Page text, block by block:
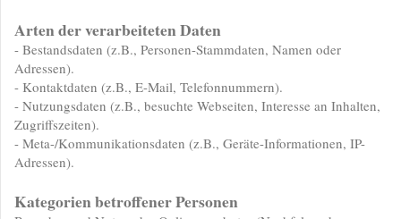
Arten der verarbeiteten Daten
- Bestandsdaten (z.B., Personen-Stammdaten, Namen oder
Adressen).
- Kontaktdaten (z.B., E-Mail, Telefonnummern).
- Nutzungsdaten (z.B., besuchte Webseiten, Interesse an Inhalten,
Zugriffszeiten).
- Meta-/Kommunikationsdaten (z.B., Geräte-Informationen, IP-
Adressen).
Kategorien betroffener Personen